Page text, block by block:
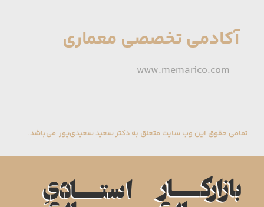
آکادمی تخصصی معماری
www.memarico.com
تمامی حقوق این وب سایت متعلق به دکتر سعید سعیدی‌پور می‌باشد.